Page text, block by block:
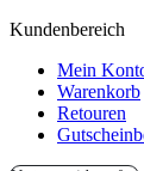
Kundenbereich
Mein
Warenkorb
Retouren